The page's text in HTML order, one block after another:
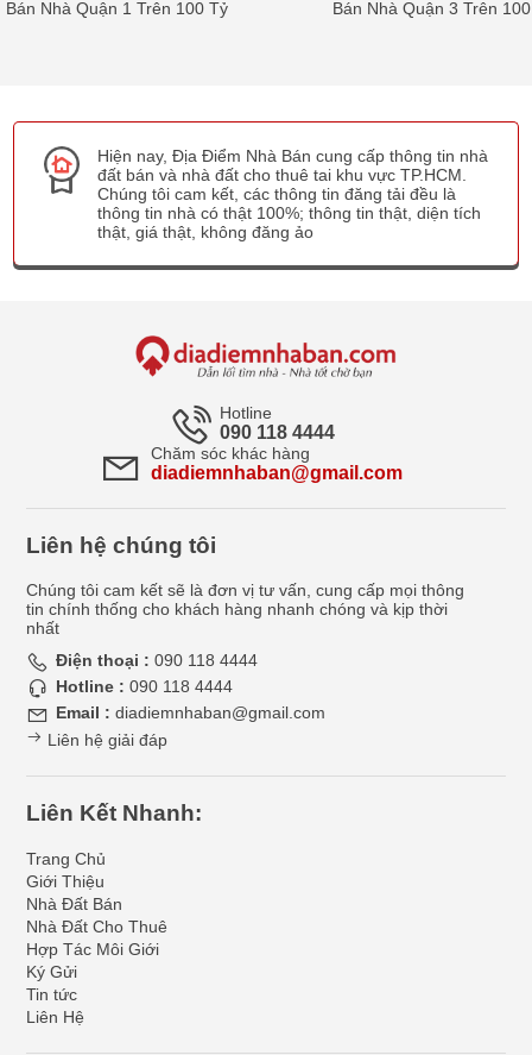
Bán Nhà Quận 1 Trên 100 Tỷ
Bán Nhà Quận 3 Trên
Hiện nay, Địa Điểm Nhà Bán cung cấp thông tin nhà
đất bán và nhà đất cho thuê tai khu vực TP.HCM.
Chúng tôi cam kết, các thông tin đăng tải đều là
thông tin nhà có thật 100%; thông tin thật, diện tích
thật, giá thật, không đăng ảo
Hotline
090 118 4444
Chăm sóc khác hàng
diadiemnhaban@gmail.com
Liên hệ chúng tôi
Chúng tôi cam kết sẽ là đơn vị tư vấn, cung cấp mọi thông
tin chính thống cho khách hàng nhanh chóng và kịp thời
nhất
Điện thoại : 090 118 4444
Hotline : 090 118 4444
Email : diadiemnhaban@gmail.com
Liên hệ giải đáp
Liên Kết Nhanh:
Trang Chủ
Giới Thiệu
Nhà Đất Bán
Nhà Đất Cho Thuê
Hợp Tác Môi Giới
Ký Gửi
Tin tức
Liên Hệ